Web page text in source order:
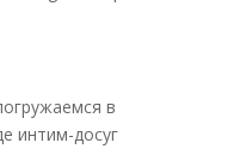
в
интим-досуг